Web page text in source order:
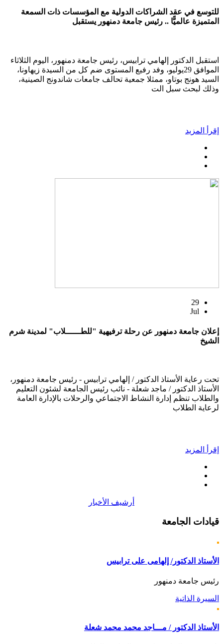
للتوسع في عقد الشراكات الدولية مع المؤسسات ذات السمعة
المتميزة عالميًّا .. رئيس جامعة دمنهور يستقبل
استقبل الدكتور إلهامي ترابيس، رئيس جامعة دمنهور، اليوم الثلاثاء
الموافق 29يوليو، وفد رفيع المستوى ضم كل من السيدة زيهاونا،
السيد هونج بوتاو، ممثلا جمعية تحالف جامعات شاندونج الصينية،
وذلك لبحث سبل الت
إقرأ المزيد
29
Jul
إعلان جامعة دمنهور عن رحلة ترفيهية "للطــــــلاب" لمدينة شرم
الشيخ
تحت رعاية الأستاذ الدكتور / إلهامي ترابيس - رئيس جامعة دمنهور،
الأستاذ الدكتور / ماجد شعلة - نائب رئيس الجامعة لشئون التعليم
والطلاب تنظم إدارة النشاط الاجتماعي والرحلات بالإدارة العامة
لرعاية الطلاب
إقرأ المزيد
أرشيف الأخبار
قيادات الجامعة
الأستاذ الدكتور/ إلهامى على ترابيس
رئيس جامعة دمنهور
السيرة الذاتية
الأستاذ الدكتور / مـــاجد محمد محمد شعلة